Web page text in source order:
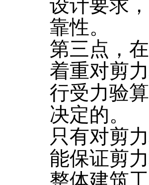
设计要求
靠性。
第三点，
着重对剪
行受力验
决定的。
只有对剪
能保证剪
整体建筑